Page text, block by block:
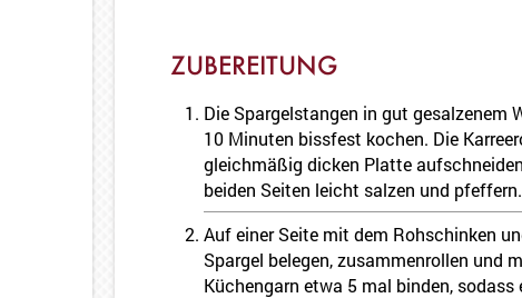
ZUBEREITUNG
Die Spargelstangen in gut gesalzenem
10 Minuten bissfest kochen. Die
gleichmäßig dicken Platte
beiden Seiten leicht salzen und pfeffern.
Auf einer Seite mit dem Rohschinken
Spargel belegen, zusammenrollen und
Küchengarn etwa 5 mal binden, sodass